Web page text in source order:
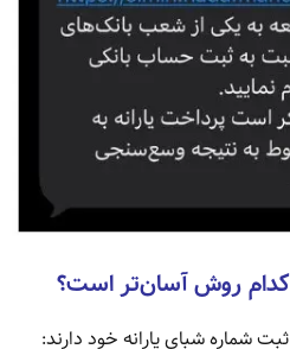
روش آسان‌تر است؟
شماره شبای یارانه خود دارند: